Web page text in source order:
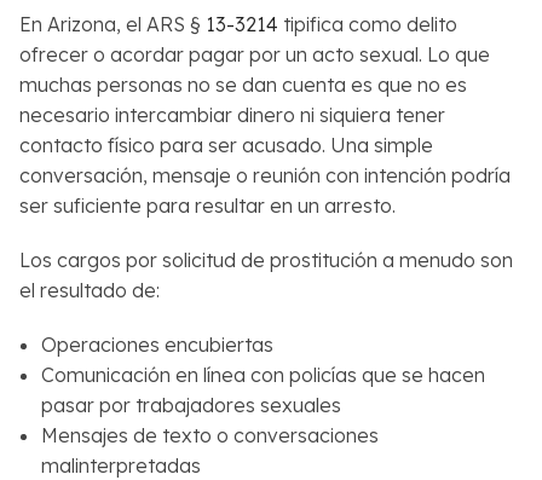
En Arizona, el ARS § 13-3214 tipifica como delito
ofrecer o acordar pagar por un acto sexual. Lo que
muchas personas no se dan cuenta es que no es
necesario intercambiar dinero ni siquiera tener
contacto físico para ser acusado. Una simple
conversación, mensaje o reunión con intención podría
ser suficiente para resultar en un arresto.
Los cargos por solicitud de prostitución a menudo son
el resultado de:
Operaciones encubiertas
Comunicación en línea con policías que se hacen
pasar por trabajadores sexuales
Mensajes de texto o conversaciones
malinterpretadas